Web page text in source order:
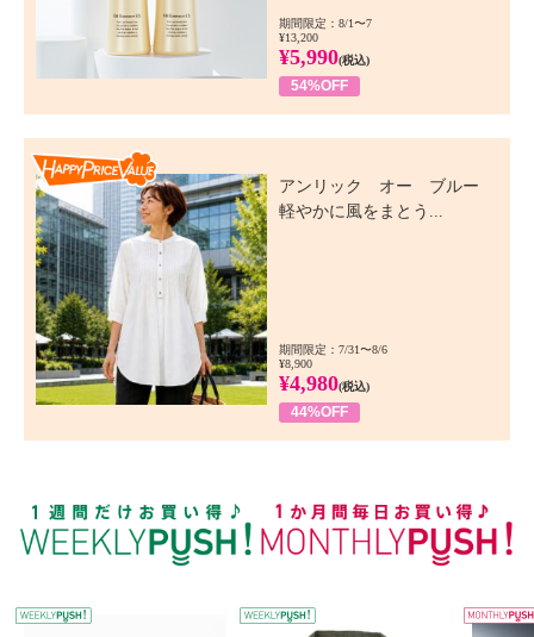
期間限定：8/1〜7
¥13,200
¥5,990(税込)
54%OFF
アンリック オー ブルー
軽やかに風をまとう...
期間限定：7/31〜8/6
¥8,900
¥4,980(税込)
44%OFF
WEEKLY PUSH